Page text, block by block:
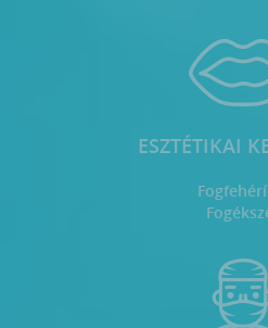
ESZTÉTIKAI